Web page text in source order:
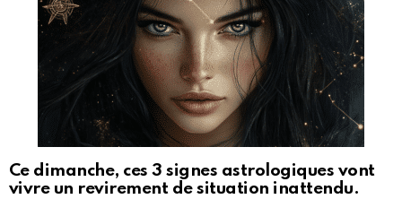
Ce dimanche, ces 3 signes astrologiques vont
vivre un revirement de situation inattendu.